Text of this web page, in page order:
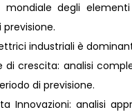
degli
industriali è
crescita: analisi
di previsione.
Innovazioni: analisi